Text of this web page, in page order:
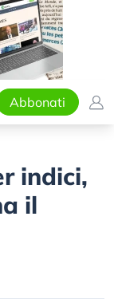
Abbonati
indici,
il